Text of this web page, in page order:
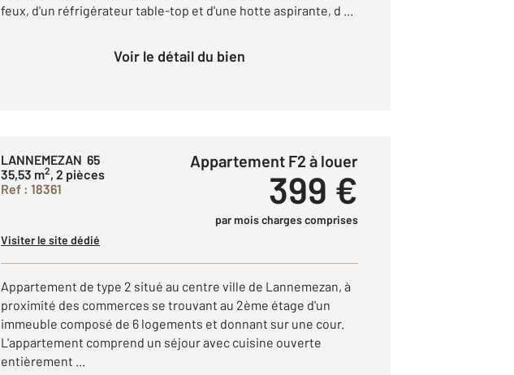
feux, d'un réfrigérateur table-top et d'une hotte aspirante, d ...
Voir le détail du bien
LANNEMEZAN 65
35,53 m2, 2 pièces
Ref : 18361
Appartement F2 à louer
399 €
par mois charges comprises
Visiter le site dédié
Appartement de type 2 situé au centre ville de Lannemezan, à
proximité des commerces se trouvant au 2ème étage d'un
immeuble composé de 6 logements et donnant sur une cour.
L'appartement comprend un séjour avec cuisine ouverte
entièrement ...